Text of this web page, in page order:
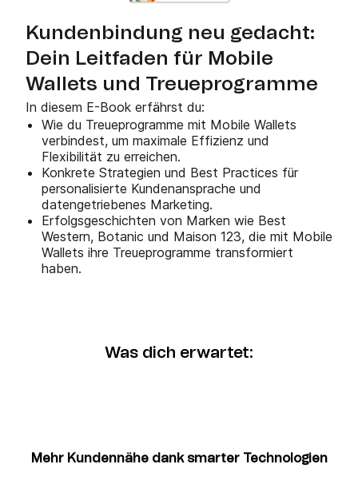
Kundenbindung neu gedacht:
Dein Leitfaden für Mobile
Wallets und Treueprogramme
In diesem E-Book erfährst du:
Wie du Treueprogramme mit Mobile Wallets
verbindest, um maximale Effizienz und
Flexibilität zu erreichen.
Konkrete Strategien und Best Practices für
personalisierte Kundenansprache und
datengetriebenes Marketing.
Erfolgsgeschichten von Marken wie Best
Western, Botanic und Maison 123, die mit Mobile
Wallets ihre Treueprogramme transformiert
haben.
Was dich erwartet:
Mehr Kundennähe dank smarter Technologien